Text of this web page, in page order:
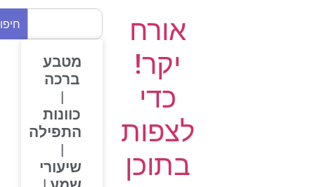
אורח
יקר!
כדי
לצפות
בתוכן
חיפוש
מטבע
ברכה
כוונות
התפילה
שיעורי